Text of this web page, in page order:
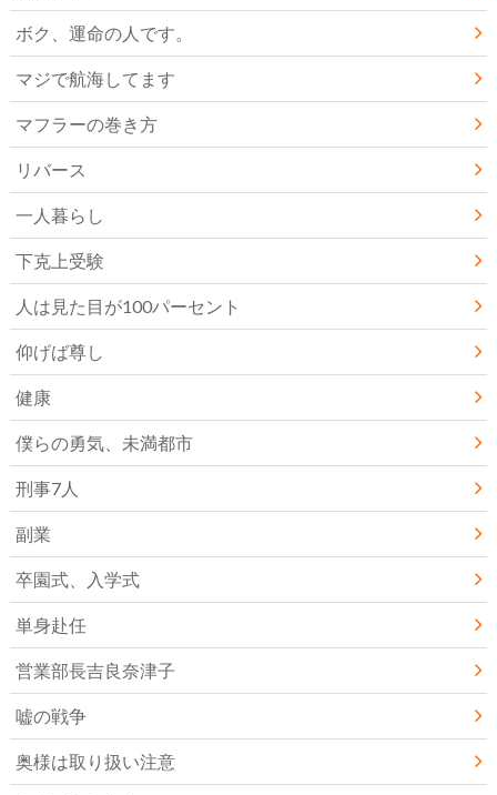
ボク、運命の人です。
マジで航海してます
マフラーの巻き方
リバース
一人暮らし
下克上受験
人は見た目が100パーセント
仰げば尊し
健康
僕らの勇気、未満都市
刑事7人
副業
卒園式、入学式
単身赴任
営業部長吉良奈津子
嘘の戦争
奥様は取り扱い注意